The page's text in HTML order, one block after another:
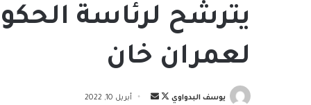
يترشح لرئاسة
لعمران خان
يوسف البدواوي
تابعأرسل أبريل 10, 2022